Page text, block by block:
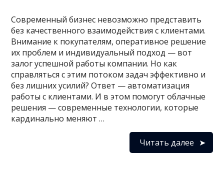
Современный бизнес невозможно представить
без качественного взаимодействия с клиентами.
Внимание к покупателям, оперативное решение
их проблем и индивидуальный подход — вот
залог успешной работы компании. Но как
справляться с этим потоком задач эффективно и
без лишних усилий? Ответ — автоматизация
работы с клиентами. И в этом помогут облачные
решения — современные технологии, которые
кардинально меняют …
Читать далее